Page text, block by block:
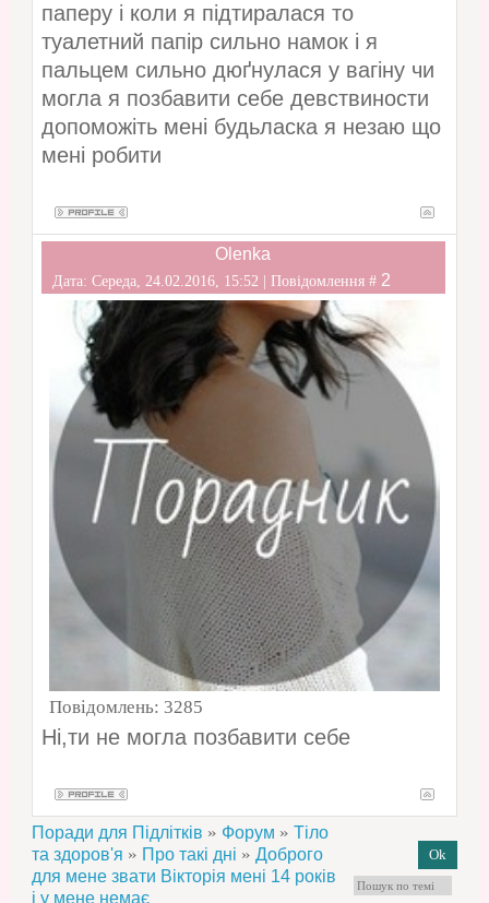
паперу і коли я підтиралася то
туалетний папір сильно намок і я
пальцем сильно дюґнулася у вагіну чи
могла я позбавити себе девствиности
допоможіть мені будьласка я незаю що
мені робити
Olenka
Дата: Середа, 24.02.2016, 15:52 | Повідомлення # 2
Повідомлень: 3285
Ні,ти не могла позбавити себе
Поради для Підлітків » Форум » Тіло
та здоров'я » Про такі дні » Доброго
для мене звати Вікторія мені 14 років
і у мене немає